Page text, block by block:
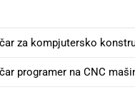
za kompjutersko
programer na CNC